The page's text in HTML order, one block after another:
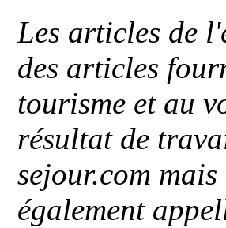
Les articles de
des articles
tourisme et au
résultat de
sejour.com
également